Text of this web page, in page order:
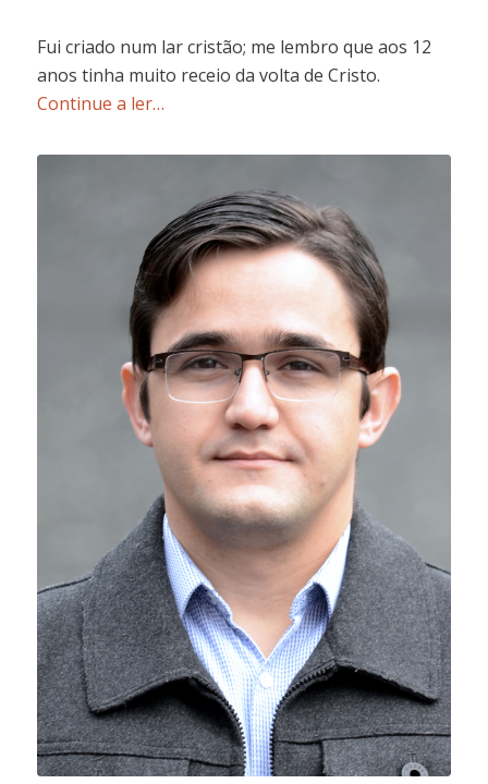
Fui criado num lar cristão; me lembro que aos 12
anos tinha muito receio da volta de Cristo.
Continue a ler…